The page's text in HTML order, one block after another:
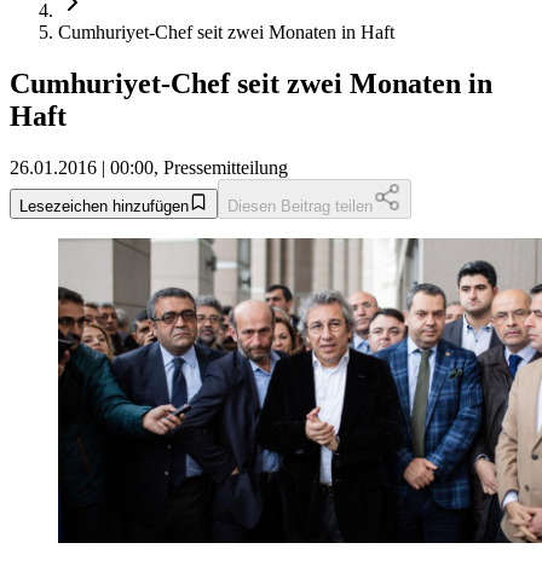
Cumhuriyet-Chef seit zwei Monaten in Haft
Cumhuriyet-Chef seit zwei Monaten in
Haft
26.01.2016 | 00:00, Pressemitteilung
Lesezeichen hinzufügen Diesen Beitrag teilen